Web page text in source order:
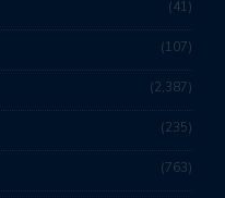
41
107
2,387
235
763